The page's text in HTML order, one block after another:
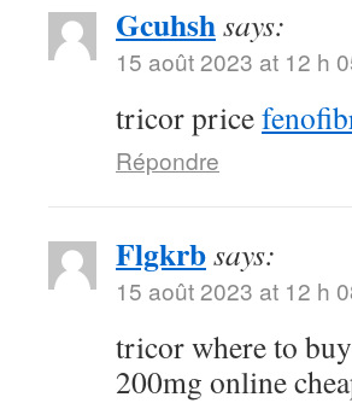
Gcuhshsays:
15 août 2023 at 12 h
tricor price
Répondre
Flgkrbsays:
15 août 2023 at 12 h
tricor where to buy
200mg online